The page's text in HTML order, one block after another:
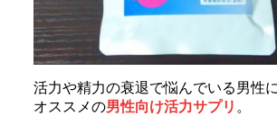
活力や精力の衰退で悩んでいる男性に
オススメの男性向け活力サプリ 。